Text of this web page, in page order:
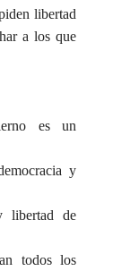
libertad
a los que
es un
y
libertad de
todos los